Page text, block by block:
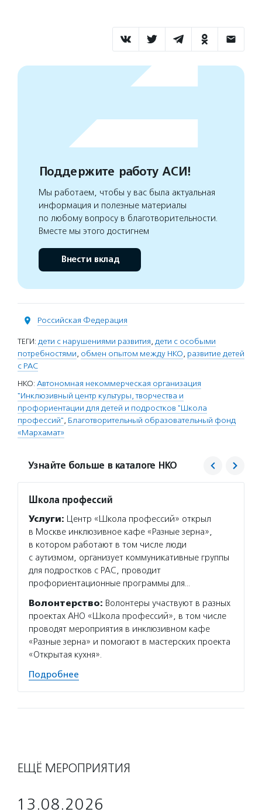
Поддержите работу АСИ!
Мы работаем, чтобы у вас была актуальная
информация и полезные материалы
по любому вопросу в благотворительности.
Вместе мы этого достигнем
Внести вклад
Российская Федерация
ТЕГИ: дети с нарушениями развития, дети с особыми
потребностями, обмен опытом между НКО, развитие детей
с РАС
НКО: Автономная некоммерческая организация
"Инклюзивный центр культуры, творчества и
профориентации для детей и подростков "Школа
профессий", Благотворительный образовательный фонд
«Мархамат»
Узнайте больше в каталоге НКО
Школа профессий
Услуги: Центр «Школа профессий» открыл
в Москве инклюзивное кафе «Разные зерна»,
в котором работают в том числе люди
с аутизмом, организует коммуникативные группы
для подростков с РАС, проводит
профориентационные программы для…
Волонтерство: Волонтеры участвуют в разных
проектах АНО «Школа профессий», в том числе
проводят мероприятия в инклюзивном кафе
«Разные зерна» и помогают в мастерских проекта
«Открытая кухня».
Подробнее
ЕЩЁ МЕРОПРИЯТИЯ
13.08.2026